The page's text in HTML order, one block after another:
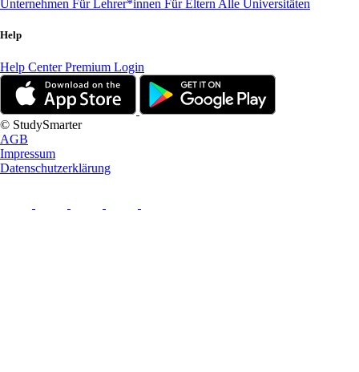
Unternehmen Für Lehrer*innen Für Eltern Alle Universitäten
Help
Help CenterPremium Login
© StudySmarter
AGB
Impressum
Datenschutzerklärung